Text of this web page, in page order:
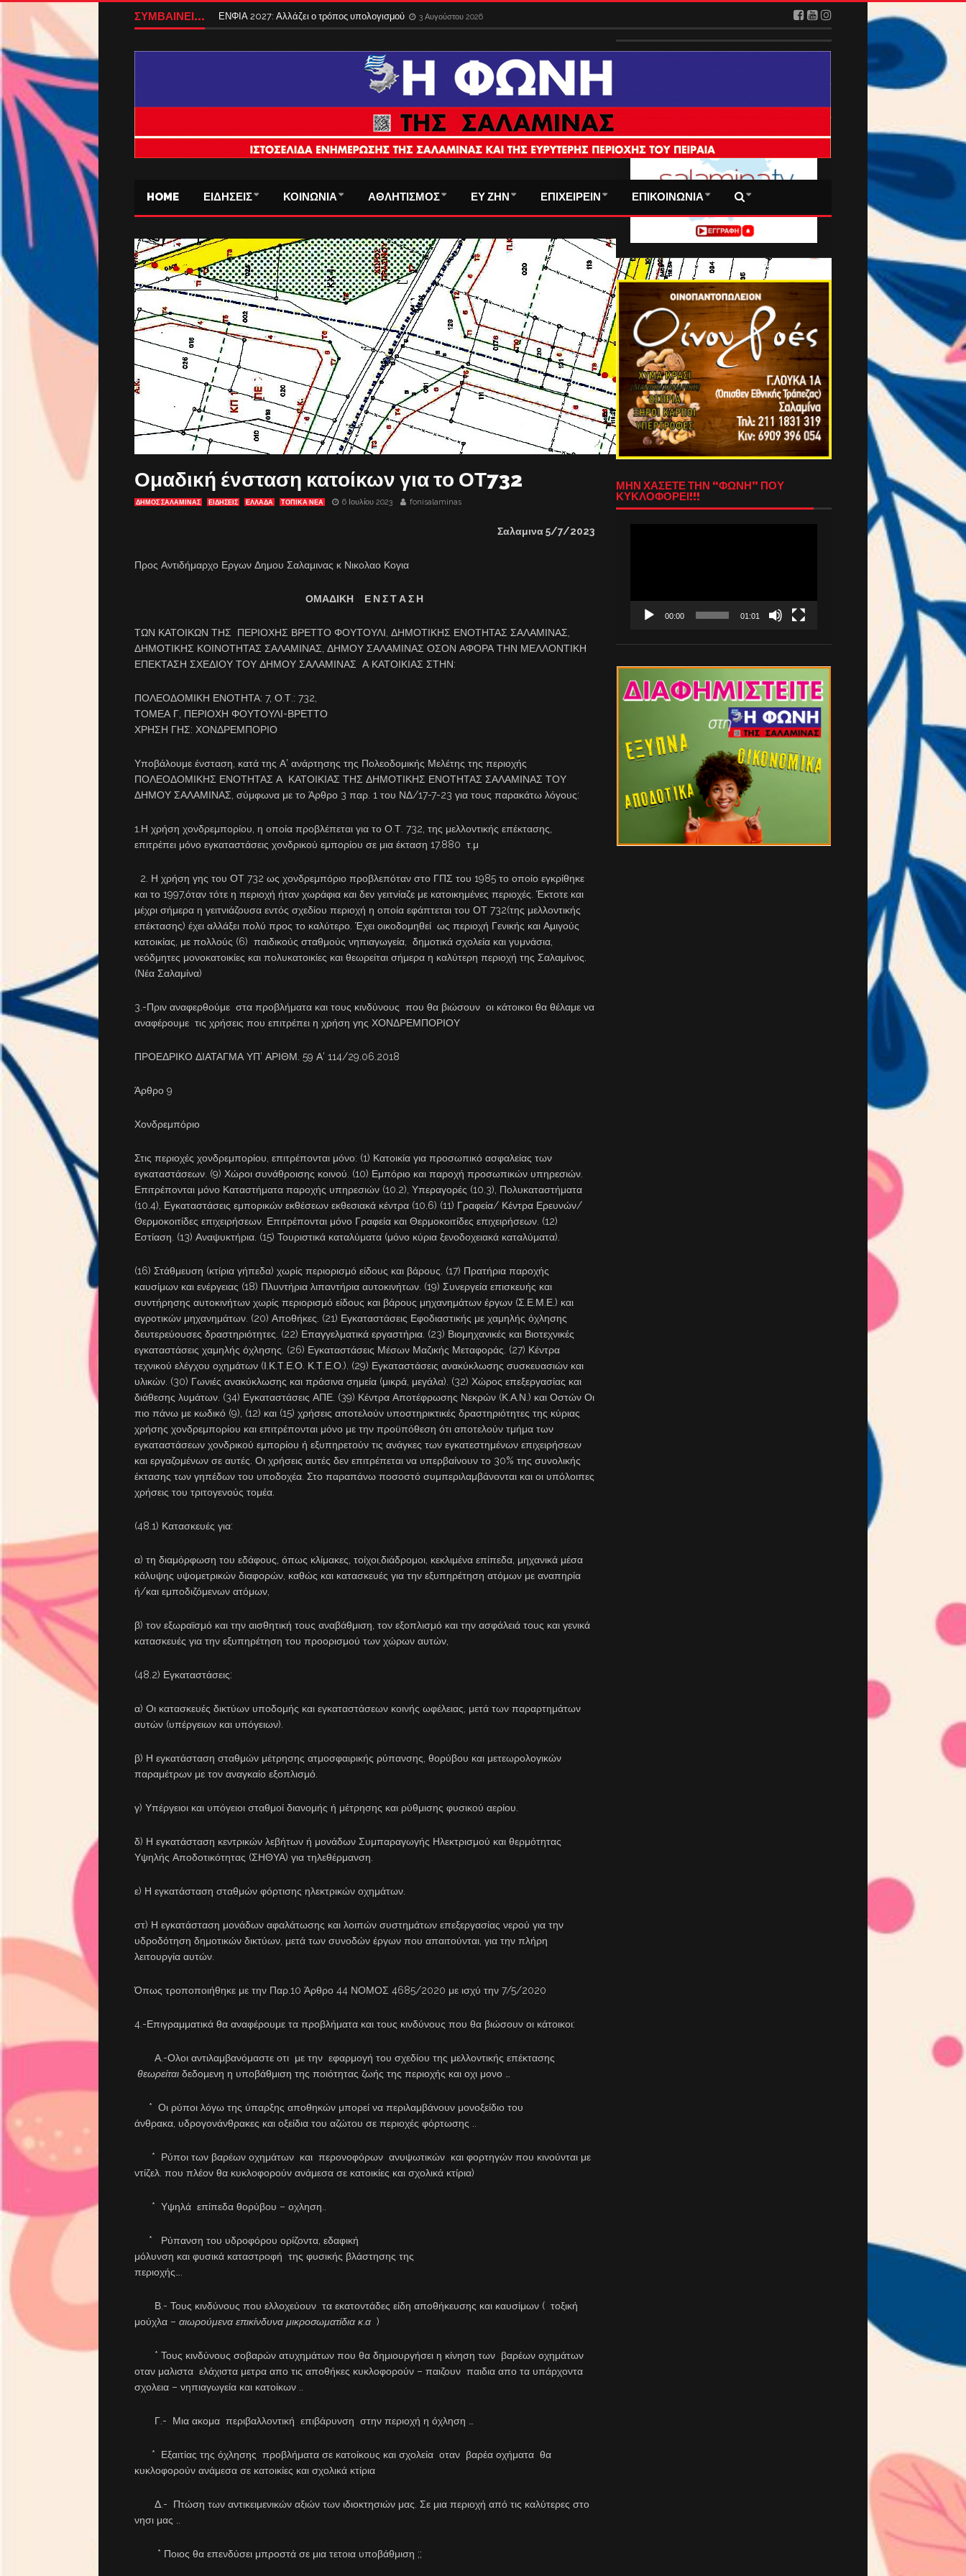
ΣΥΜΒΑΙΝΕΙ... ΕΝΦΙΑ 2027: Αλλάζει ο τρόπος υπολογισμού 3 Αυγούστου 2026
HOME ΕΙΔΗΣΕΙΣ ΚΟΙΝΩΝΙΑ ΑΘΛΗΤΙΣΜΟΣ ΕΥ ΖΗΝ ΕΠΙΧΕΙΡΕΙΝ ΕΠΙΚΟΙΝΩΝΙΑ
Ομαδική ένσταση κατοίκων για το ΟΤ732
ΔΗΜΟΣ ΣΑΛΑΜΙΝΑΣ ΕΙΔΗΣΕΙΣ ΕΛΛΑΔΑ ΤΟΠΙΚΑ ΝΕΑ 6 Ιουλίου 2023 fonisalaminas
Σαλαμινα 5/7/2023
Προς Αντιδήμαρχο Εργων Δημου Σαλαμινας κ Νικολαο Κογια
ΟΜΑΔΙΚΗ Ε Ν Σ Τ Α Σ Η
ΤΩΝ ΚΑΤΟΙΚΩΝ ΤΗΣ ΠΕΡΙΟΧΗΣ ΒΡΕΤΤΟ ΦΟΥΤΟΥΛΙ, ΔΗΜΟΤΙΚΗΣ ΕΝΟΤΗΤΑΣ ΣΑΛΑΜΙΝΑΣ,
ΔΗΜΟΤΙΚΗΣ ΚΟΙΝΟΤΗΤΑΣ ΣΑΛΑΜΙΝΑΣ, ΔΗΜΟΥ ΣΑΛΑΜΙΝΑΣ ΟΣΟΝ ΑΦΟΡΑ ΤΗΝ ΜΕΛΛΟΝΤΙΚΗ
ΕΠΕΚΤΑΣΗ ΣΧΕΔΙΟΥ ΤΟΥ ΔΗΜΟΥ ΣΑΛΑΜΙΝΑΣ Α ΚΑΤΟΙΚΙΑΣ ΣΤΗΝ:
ΠΟΛΕΟΔΟΜΙΚΗ ΕΝΟΤΗΤΑ: 7, Ο.Τ.: 732,
ΤΟΜΕΑ Γ, ΠΕΡΙΟΧΗ ΦΟΥΤΟΥΛΙ-ΒΡΕΤΤΟ
ΧΡΗΣΗ ΓΗΣ: ΧΟΝΔΡΕΜΠΟΡΙΟ
Υποβάλουμε ένσταση, κατά της Α’ ανάρτησης της Πολεοδομικής Μελέτης της περιοχής
ΠΟΛΕΟΔΟΜΙΚΗΣ ΕΝΟΤΗΤΑΣ Α ΚΑΤΟΙΚΙΑΣ ΤΗΣ ΔΗΜΟΤΙΚΗΣ ΕΝΟΤΗΤΑΣ ΣΑΛΑΜΙΝΑΣ ΤΟΥ
ΔΗΜΟΥ ΣΑΛΑΜΙΝΑΣ, σύμφωνα με το Άρθρο 3 παρ. 1 του ΝΔ/17-7-23 για τους παρακάτω λόγους:
1.Η χρήση χονδρεμπορίου, η οποία προβλέπεται για το Ο.Τ. 732, της μελλοντικής επέκτασης,
επιτρέπει μόνο εγκαταστάσεις χονδρικού εμπορίου σε μια έκταση 17.880 τ.μ
2. Η χρήση γης του ΟΤ 732 ως χονδρεμπόριο προβλεπόταν στο ΓΠΣ του 1985 το οποίο εγκρίθηκε
και το 1997,όταν τότε η περιοχή ήταν χωράφια και δεν γειτνίαζε με κατοικημένες περιοχές. Έκτοτε και
μέχρι σήμερα η γειτνιάζουσα εντός σχεδίου περιοχή η οποία εφάπτεται του ΟΤ 732(της μελλοντικής
επέκτασης) έχει αλλάξει πολύ προς το καλύτερο. Έχει οικοδομηθεί ως περιοχή Γενικής και Αμιγούς
κατοικίας, με πολλούς (6) παιδικούς σταθμούς νηπιαγωγεία, δημοτικά σχολεία και γυμνάσια,
νεόδμητες μονοκατοικίες και πολυκατοικίες και θεωρείται σήμερα η καλύτερη περιοχή της Σαλαμίνος.
(Νέα Σαλαμίνα)
3.-Πριν αναφερθούμε στα προβλήματα και τους κινδύνους που θα βιώσουν οι κάτοικοι θα θέλαμε να
αναφέρουμε τις χρήσεις που επιτρέπει η χρήση γης ΧΟΝΔΡΕΜΠΟΡΙΟΥ
ΠΡΟΕΔΡΙΚΟ ΔΙΑΤΑΓΜΑ ΥΠ’ ΑΡΙΘΜ. 59 Α’ 114/29.06.2018
Άρθρο 9
Χονδρεμπόριο
Στις περιοχές χονδρεμπορίου, επιτρέπονται μόνο: (1) Κατοικία για προσωπικό ασφαλείας των
εγκαταστάσεων. (9) Χώροι συνάθροισης κοινού. (10) Εμπόριο και παροχή προσωπικών υπηρεσιών.
Επιτρέπονται μόνο Καταστήματα παροχής υπηρεσιών (10.2), Υπεραγορές (10.3), Πολυκαταστήματα
(10.4), Εγκαταστάσεις εμπορικών εκθέσεων εκθεσιακά κέντρα (10.6) (11) Γραφεία/ Κέντρα Ερευνών/
Θερμοκοιτίδες επιχειρήσεων. Επιτρέπονται μόνο Γραφεία και Θερμοκοιτίδες επιχειρήσεων. (12)
Εστίαση. (13) Αναψυκτήρια. (15) Τουριστικά καταλύματα (μόνο κύρια ξενοδοχειακά καταλύματα).
(16) Στάθμευση (κτίρια γήπεδα) χωρίς περιορισμό είδους και βάρους. (17) Πρατήρια παροχής
καυσίμων και ενέργειας (18) Πλυντήρια λιπαντήρια αυτοκινήτων. (19) Συνεργεία επισκευής και
συντήρησης αυτοκινήτων χωρίς περιορισμό είδους και βάρους μηχανημάτων έργων (Σ.Ε.Μ.Ε.) και
αγροτικών μηχανημάτων. (20) Αποθήκες. (21) Εγκαταστάσεις Εφοδιαστικής με χαμηλής όχλησης
δευτερεύουσες δραστηριότητες. (22) Επαγγελματικά εργαστήρια. (23) Βιομηχανικές και Βιοτεχνικές
εγκαταστάσεις χαμηλής όχλησης. (26) Εγκαταστάσεις Μέσων Μαζικής Μεταφοράς. (27) Κέντρα
τεχνικού ελέγχου οχημάτων (Ι.Κ.Τ.Ε.Ο. Κ.Τ.Ε.Ο.). (29) Εγκαταστάσεις ανακύκλωσης συσκευασιών και
υλικών. (30) Γωνιές ανακύκλωσης και πράσινα σημεία (μικρά, μεγάλα). (32) Χώρος επεξεργασίας και
διάθεσης λυμάτων. (34) Εγκαταστάσεις ΑΠΕ. (39) Κέντρα Αποτέφρωσης Νεκρών (Κ.Α.Ν.) και Οστών Οι
πιο πάνω με κωδικό (9), (12) και (15) χρήσεις αποτελούν υποστηρικτικές δραστηριότητες της κύριας
χρήσης χονδρεμπορίου και επιτρέπονται μόνο με την προϋπόθεση ότι αποτελούν τμήμα των
εγκαταστάσεων χονδρικού εμπορίου ή εξυπηρετούν τις ανάγκες των εγκατεστημένων επιχειρήσεων
και εργαζομένων σε αυτές. Οι χρήσεις αυτές δεν επιτρέπεται να υπερβαίνουν το 30% της συνολικής
έκτασης των γηπέδων του υποδοχέα. Στο παραπάνω ποσοστό συμπεριλαμβάνονται και οι υπόλοιπες
χρήσεις του τριτογενούς τομέα.
(48.1) Κατασκευές για:
α) τη διαμόρφωση του εδάφους, όπως κλίμακες, τοίχοι,διάδρομοι, κεκλιμένα επίπεδα, μηχανικά μέσα
κάλυψης υψομετρικών διαφορών, καθώς και κατασκευές για την εξυπηρέτηση ατόμων με αναπηρία
ή/και εμποδιζόμενων ατόμων,
β) τον εξωραϊσμό και την αισθητική τους αναβάθμιση, τον εξοπλισμό και την ασφάλειά τους και γενικά
κατασκευές για την εξυπηρέτηση του προορισμού των χώρων αυτών,
(48.2) Εγκαταστάσεις:
α) Οι κατασκευές δικτύων υποδομής και εγκαταστάσεων κοινής ωφέλειας, μετά των παραρτημάτων
αυτών (υπέργειων και υπόγειων).
β) Η εγκατάσταση σταθμών μέτρησης ατμοσφαιρικής ρύπανσης, θορύβου και μετεωρολογικών
παραμέτρων με τον αναγκαίο εξοπλισμό.
γ) Υπέργειοι και υπόγειοι σταθμοί διανομής ή μέτρησης και ρύθμισης φυσικού αερίου.
δ) Η εγκατάσταση κεντρικών λεβήτων ή μονάδων Συμπαραγωγής Ηλεκτρισμού και θερμότητας
Υψηλής Αποδοτικότητας (ΣΗΘΥΑ) για τηλεθέρμανση.
ε) Η εγκατάσταση σταθμών φόρτισης ηλεκτρικών οχημάτων.
στ) Η εγκατάσταση μονάδων αφαλάτωσης και λοιπών συστημάτων επεξεργασίας νερού για την
υδροδότηση δημοτικών δικτύων, μετά των συνοδών έργων που απαιτούνται, για την πλήρη
λειτουργία αυτών.
Όπως τροποποιήθηκε με την Παρ.10 Άρθρο 44 ΝΟΜΟΣ 4685/2020 με ισχύ την 7/5/2020
4.-Επιγραμματικά θα αναφέρουμε τα προβλήματα και τους κινδύνους που θα βιώσουν οι κάτοικοι:
Α.-Ολοι αντιλαμβανόμαστε οτι με την εφαρμογή του σχεδίου της μελλοντικής επέκτασης
θεωρείται δεδομενη η υποβάθμιση της ποιότητας ζωής της περιοχής και οχι μονο …
* Οι ρύποι λόγω της ύπαρξης αποθηκών μπορεί να περιλαμβάνουν μονοξείδιο του
άνθρακα, υδρογονάνθρακες και οξείδια του αζώτου σε περιοχές φόρτωσης ..
* Ρύποι των βαρέων οχημάτων και περονοφόρων ανυψωτικών και φορτηγών που κινούνται με
ντίζελ. που πλέον θα κυκλοφορούν ανάμεσα σε κατοικίες και σχολικά κτίρια)
* Υψηλά επίπεδα θορύβου – οχληση..
* Ρύπανση του υδροφόρου ορίζοντα, εδαφική
μόλυνση και φυσικά καταστροφή της φυσικής βλάστησης της
περιοχής….
Β.- Τους κινδύνους που ελλοχεύουν τα εκατοντάδες είδη αποθήκευσης και καυσίμων ( τοξική
μούχλα – αιωρούμενα επικίνδυνα μικροσωματίδια κ.α )
* Τους κινδύνους σοβαρών ατυχημάτων που θα δημιουργήσει η κίνηση των βαρέων οχημάτων
οταν μαλιστα ελάχιστα μετρα απο τις αποθήκες κυκλοφορούν – παιζουν παιδια απο τα υπάρχοντα
σχολεια – νηπιαγωγεία και κατοίκων ..
Γ.- Μια ακομα περιβαλλοντική επιβάρυνση στην περιοχή η όχληση …
* Εξαιτίας της όχλησης προβλήματα σε κατοίκους και σχολεία οταν βαρέα οχήματα θα
κυκλοφορούν ανάμεσα σε κατοικίες και σχολικά κτίρια
Δ.- Πτώση των αντικειμενικών αξιών των ιδιοκτησιών μας. Σε μια περιοχή από τις καλύτερες στο
νησι μας ..
* Ποιος θα επενδύσει μπροστά σε μια τετοια υποβάθμιση ;;
ΜΗΝ ΧΑΣΕΤΕ ΤΗΝ “ΦΩΝΗ” ΠΟΥ
ΚΥΚΛΟΦΟΡΕΙ!!!
00:00 01:01